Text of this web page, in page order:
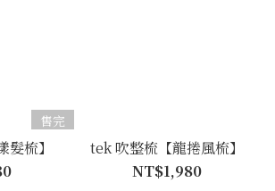
售完
梳】
tek 吹整梳【龍捲風梳】
NT$1,980